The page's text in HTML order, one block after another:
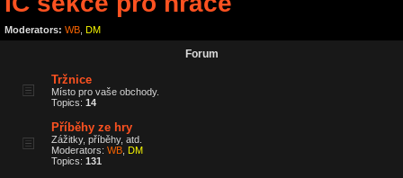
c
Moderators: WB DM
Forum
Tržnice
Místo pro vaše obchody.
Topics: 14
Příběhy ze hry
Zážitky, příběhy, atd.
Moderators: WB DM
Topics: 131